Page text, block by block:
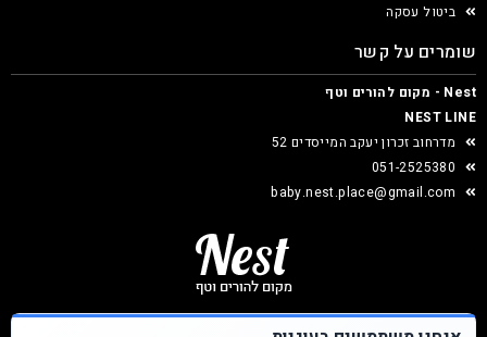
ביטול עסקה
שומרים על קשר
Nest - מקום להורים וטף
NEST LINE
מדרחוב זכרון יעקב המייסדים 52
051-2525380
baby.nest.place@gmail.com